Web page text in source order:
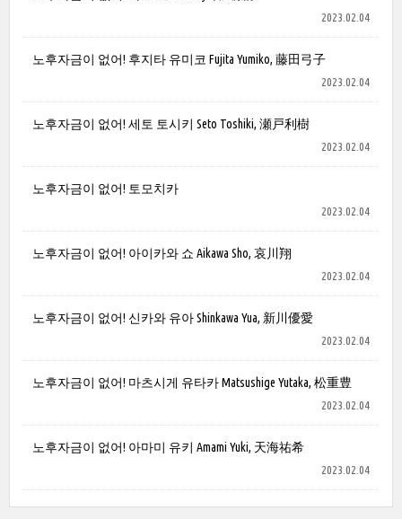
2023.02.04
노후자금이 없어! 후지타 유미코 Fujita Yumiko, 藤田弓子
2023.02.04
노후자금이 없어! 세토 토시키 Seto Toshiki, 瀬戸利樹
2023.02.04
노후자금이 없어! 토모치카
2023.02.04
노후자금이 없어! 아이카와 쇼 Aikawa Sho, 哀川翔
2023.02.04
노후자금이 없어! 신카와 유아 Shinkawa Yua, 新川優愛
2023.02.04
노후자금이 없어! 마츠시게 유타카 Matsushige Yutaka, 松重豊
2023.02.04
노후자금이 없어! 아마미 유키 Amami Yuki, 天海祐希
2023.02.04